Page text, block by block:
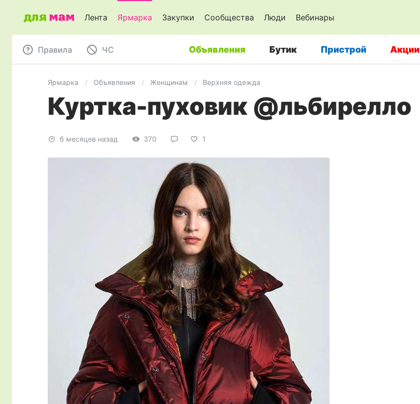
Лента Ярмарка Закупки Сообщества Люди Вебинары
Правила ЧC Объявления Бутик Пристрой Акции
Ярмарка Объявления Женщинам Верхняя одежда
Куртка-пуховик @льбирелло
6 месяцев назад 370 1